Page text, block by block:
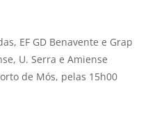
EF GD Benavente e Grap
U. Serra e Amiense
de Mós, pelas 15h00